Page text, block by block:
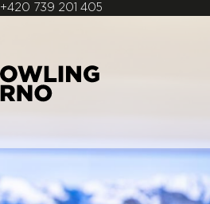
+420 739 201 405